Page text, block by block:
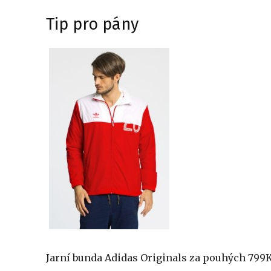
Tip pro pány
Jarní bunda Adidas Originals za pouhých